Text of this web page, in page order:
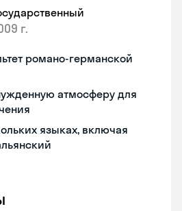
г.
романо-германской
атмосферу для
языках, включая